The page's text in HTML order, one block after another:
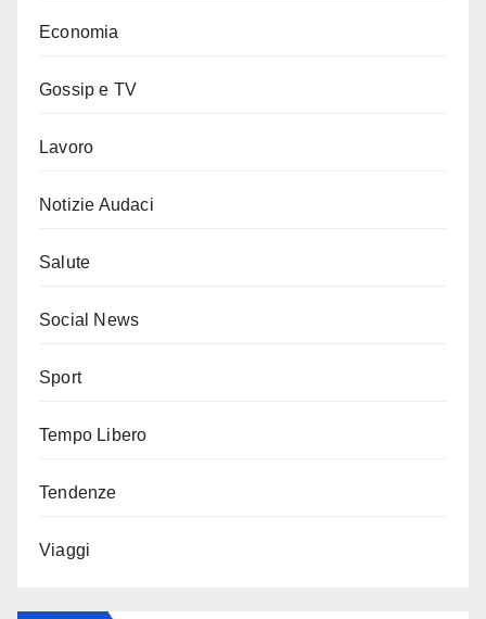
Economia
Gossip e TV
Lavoro
Notizie Audaci
Salute
Social News
Sport
Tempo Libero
Tendenze
Viaggi